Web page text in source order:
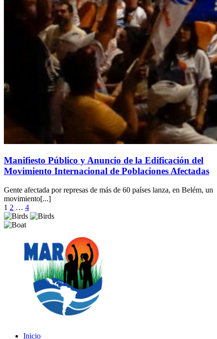
Manifiesto Público y Anuncio de la Edificación del
Movimiento Internacional de Poblaciones Afectadas
Gente afectada por represas de más de 60 países lanza, en Belém, un
movimiento[...]
Paginación
de
1 2 … 4
Inicio